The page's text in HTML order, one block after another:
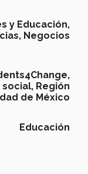
y Educación,
Negocios
Región
de México
Educación